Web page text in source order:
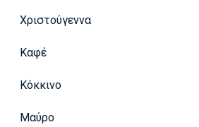
Χριστούγεννα
Καφέ
Κόκκινο
Μαύρο